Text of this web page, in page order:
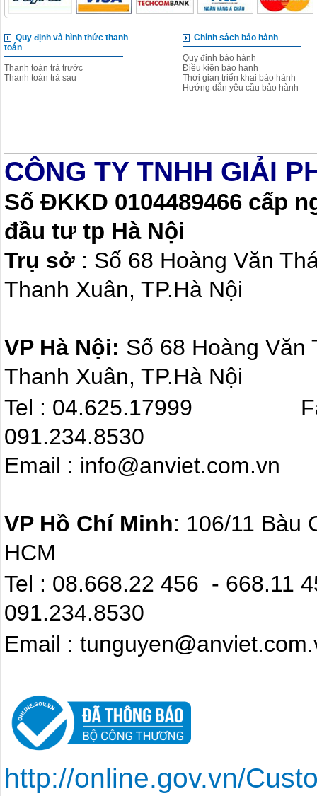
Quy định và hình thức thanh
toán
Thanh toán trả trước
Thanh toán trả sau
Chính sách bảo hành
Quy định bảo hành
Điều kiện bảo hành
Thời gian triển khai bảo hành
Hướng dẫn yêu cầu bảo hành
CÔNG TY TNHH GIẢI
Số ĐKKD 0104489466 cấp
đầu tư tp Hà Nội
Trụ sở : Số 68 Hoàng Văn
Thanh Xuân, TP.Hà Nội
VP Hà Nội: Số 68 Hoàng
Thanh Xuân, TP.Hà Nội
Tel : 04.625.17999
091.234.8530
Email :
VP Hồ Chí Minh: 106/11 Bàu
HCM
Tel : 08.668.22
091.234.8530
Email :
http://online.gov.vn/